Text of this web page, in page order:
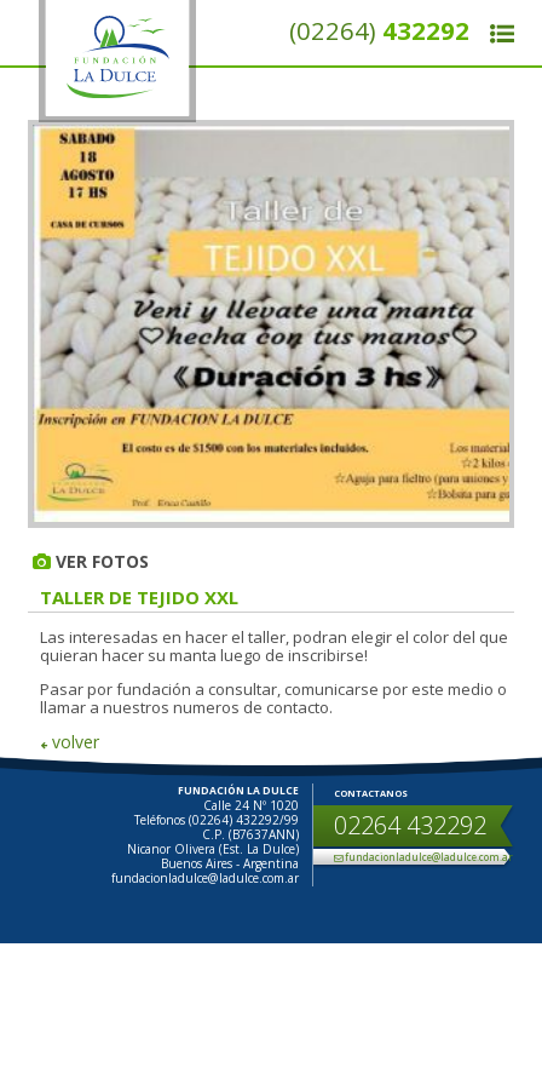
(02264) 432292
VER FOTOS
TALLER DE TEJIDO XXL
Las interesadas en hacer el taller, podran elegir el color del que
quieran hacer su manta luego de inscribirse!
Pasar por fundación a consultar, comunicarse por este medio o
llamar a nuestros numeros de contacto.
volver
FUNDACIÓN LA DULCE
Calle 24 Nº 1020
Teléfonos (02264) 432292/99
C.P. (B7637ANN)
Nicanor Olivera (Est. La Dulce)
Buenos Aires - Argentina
fundacionladulce@ladulce.com.ar
CONTACTANOS
02264 432292
fundacionladulce@ladulce.com.ar